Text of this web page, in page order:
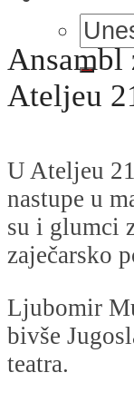
Ansambl
Ateljeu
U Ateljeu
nastupe u
su i glumci
zaječarsko
Ljubomir
bivše
teatra.